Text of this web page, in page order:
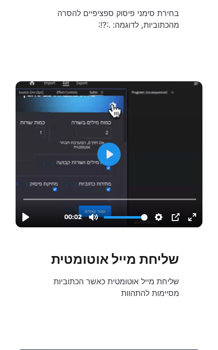
בחירת סימני פיסוק ספציפיים להסרה
מהכתוביות, לדוגמה: .:?!:
שליחת מייל אוטומטית
שליחת מייל אוטומטית כאשר הכתוביות
מסיימות להתהוות